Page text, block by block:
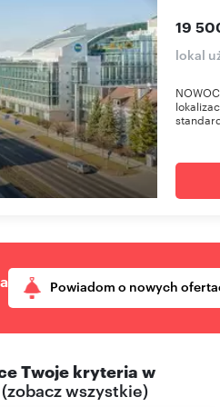
19
lokal
Powiadom o nowych
Twoje kryteria w
(zobacz wszystkie)